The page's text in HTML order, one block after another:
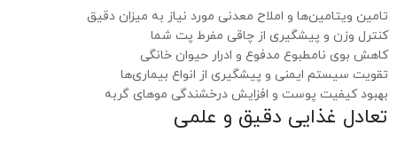
تامین ویتامین‌ها و املاح معدنی مورد نیاز به میزان دقیق
کنترل وزن و پیشگیری از چاقی مفرط پت شما
کاهش بوی نامطبوع مدفوع و ادرار حیوان خانگی
تقویت سیستم ایمنی و پیشگیری از انواع بیماری‌ها
بهبود کیفیت پوست و افزایش درخشندگی موهای گربه
تعادل غذایی دقیق و علمی